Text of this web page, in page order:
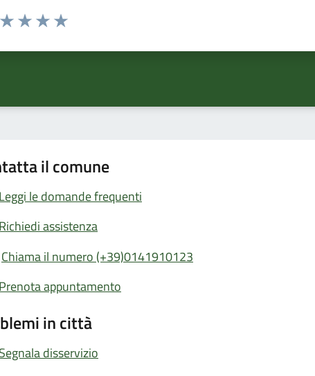
da 1 a 5 stelle la pagina
il comune
Leggi le domande frequenti
Richiedi assistenza
Chiama il numero (+39)0141910123
Prenota appuntamento
in città
Segnala disservizio